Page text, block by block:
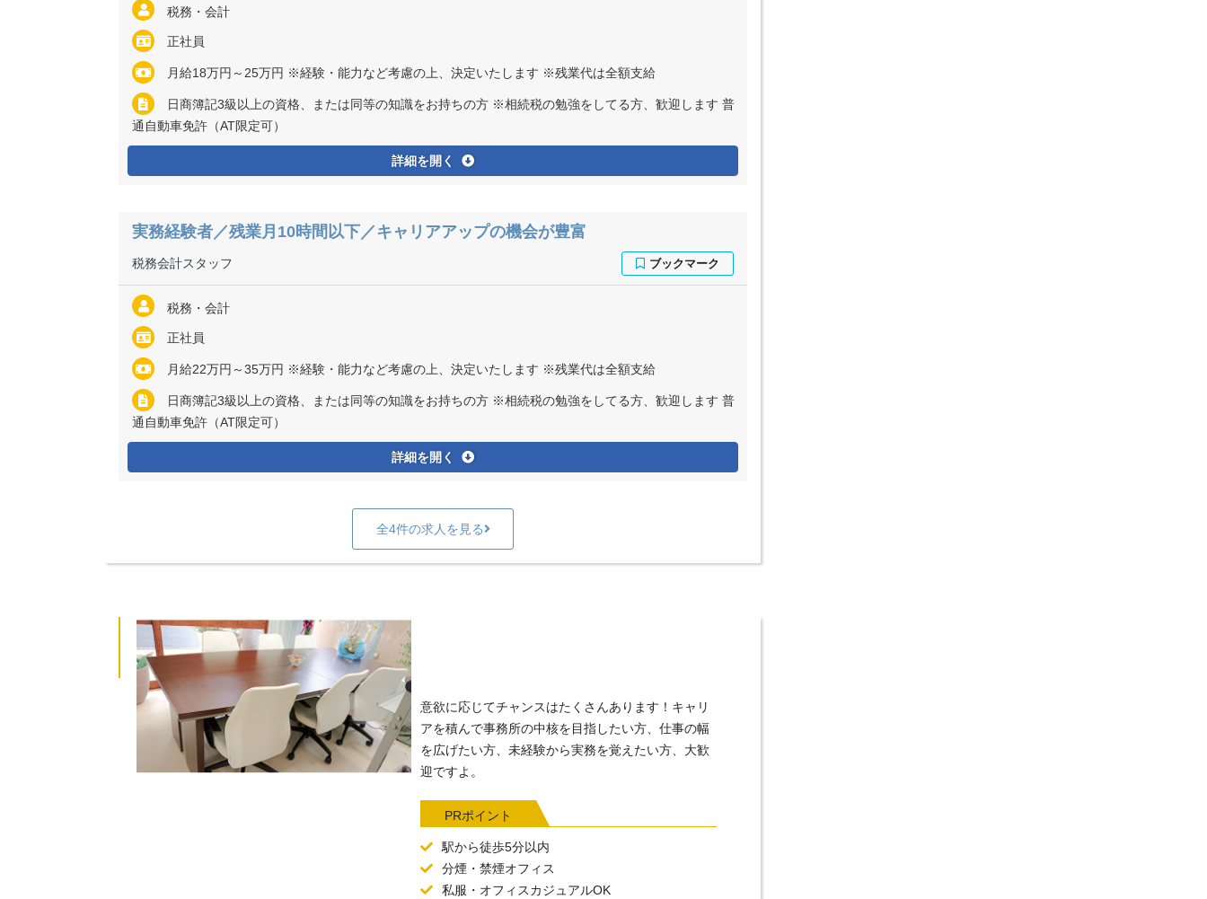
税務・会計
正社員
月給18万円～25万円 ※経験・能力など考慮の上、決定いたします ※残業代は全額支給
日商簿記3級以上の資格、または同等の知識をお持ちの方 ※相続税の勉強をしてる方、歓迎します 普
通自動車免許（AT限定可）
詳細を開く
実務経験者／残業月10時間以下／キャリアアップの機会が豊富
税務会計スタッフ
税務・会計
正社員
月給22万円～35万円 ※経験・能力など考慮の上、決定いたします ※残業代は全額支給
日商簿記3級以上の資格、または同等の知識をお持ちの方 ※相続税の勉強をしてる方、歓迎します 普
通自動車免許（AT限定可）
詳細を開く
全4件の求人を見る
企業情報
意欲に応じてチャンスはたくさんあります！キャリ
アを積んで事務所の中核を目指したい方、仕事の幅
を広げたい方、未経験から実務を覚えたい方、大歓
迎ですよ。
PRポイント
駅から徒歩5分以内
分煙・禁煙オフィス
私服・オフィスカジュアルOK